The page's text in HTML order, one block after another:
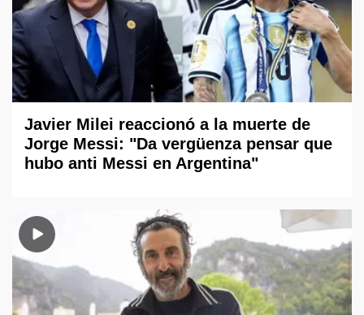
Javier Milei reaccionó a la muerte de
Jorge Messi: "Da vergüenza pensar que
hubo anti Messi en Argentina"